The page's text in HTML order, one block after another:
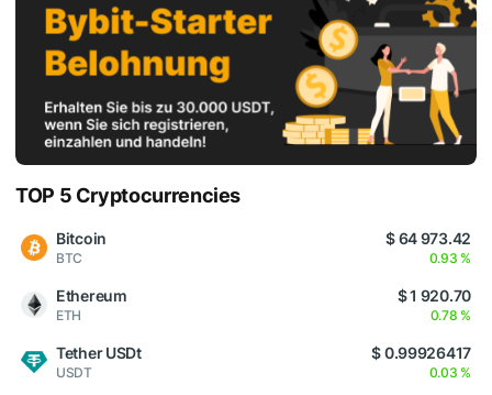
TOP 5 Cryptocurrencies
Bitcoin
BTC
$ 64 973.42
0.93 %
Ethereum
ETH
$ 1 920.70
0.78 %
Tether USDt
USDT
$ 0.99926417
0.03 %